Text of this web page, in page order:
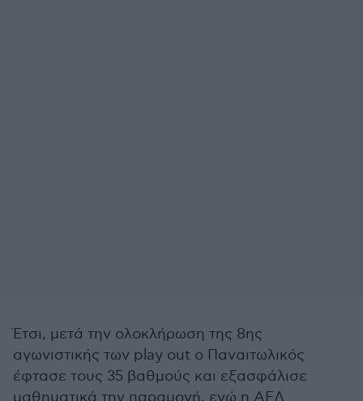
Έτσι, μετά την ολοκλήρωση της 8ης
αγωνιστικής των play out ο Παναιτωλικός
έφτασε τους 35 βαθμούς και εξασφάλισε
μαθηματικά την παραμονή, ενώ η ΑΕΛ